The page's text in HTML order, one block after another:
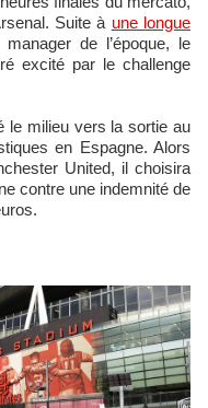
Suite à une longue
manager de l’époque, le
excité par le challenge
le milieu vers la sortie au
en Espagne. Alors
United, il choisira
contre une indemnité de